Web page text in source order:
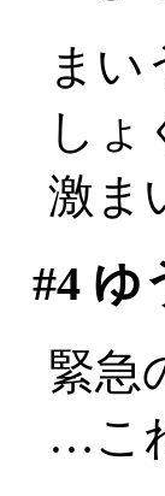
まい
しょ
激ま
#4ゆ
緊急
…こ